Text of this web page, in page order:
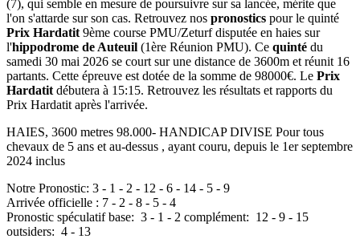
(7), qui semble en mesure de poursuivre sur sa lancée, mérite que
l'on s'attarde sur son cas. Retrouvez nos pronostics pour le quinté
Prix Hardatit 9ème course PMU/Zeturf disputée en haies sur
l'hippodrome de Auteuil (1ère Réunion PMU). Ce quinté du
samedi 30 mai 2026 se court sur une distance de 3600m et réunit 16
partants. Cette épreuve est dotée de la somme de 98000€. Le Prix
Hardatit débutera à 15:15. Retrouvez les résultats et rapports du
Prix Hardatit après l'arrivée.
HAIES, 3600 metres 98.000- HANDICAP DIVISE Pour tous
chevaux de 5 ans et au-dessus , ayant couru, depuis le 1er septembre
2024 inclus
Notre Pronostic: 3 - 1 - 2 - 12 - 6 - 14 - 5 - 9
Arrivée officielle : 7 - 2 - 8 - 5 - 4
Pronostic spéculatif base: 3 - 1 - 2 complément: 12 - 9 - 15
outsiders: 4 - 13